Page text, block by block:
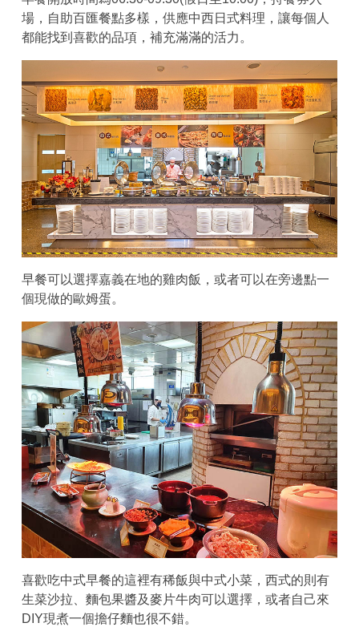
場，自助百匯餐點多樣，供應中西日式料理，讓每個人
都能找到喜歡的品項，補充滿滿的活力。
早餐可以選擇嘉義在地的雞肉飯，或者可以在旁邊點一
個現做的歐姆蛋。
喜歡吃中式早餐的這裡有稀飯與中式小菜，西式的則有
生菜沙拉、麵包果醬及麥片牛肉可以選擇，或者自己來
DIY現煮一個擔仔麵也很不錯。